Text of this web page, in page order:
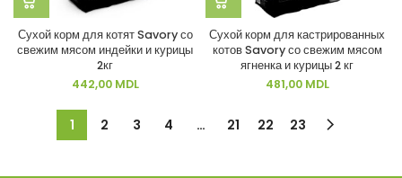
Сухой корм для котят Savory со
свежим мясом индейки и курицы
2кг
442,00 MDL
Сухой корм для кастрированных
котов Savory со свежим мясом
ягненка и курицы 2 кг
481,00 MDL
1 2 3 4 … 21 22 23